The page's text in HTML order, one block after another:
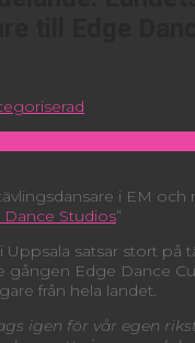
i EM och
Dance Studios”
Uppsala satsar stort på
gången Edge Dance
från hela landet.
igen för vår egen